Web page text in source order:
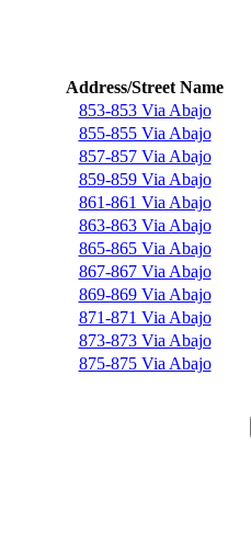
Address/Street Name
853-853 Via Abajo
855-855 Via Abajo
857-857 Via Abajo
859-859 Via Abajo
861-861 Via Abajo
863-863 Via Abajo
865-865 Via Abajo
867-867 Via Abajo
869-869 Via Abajo
871-871 Via Abajo
873-873 Via Abajo
875-875 Via Abajo